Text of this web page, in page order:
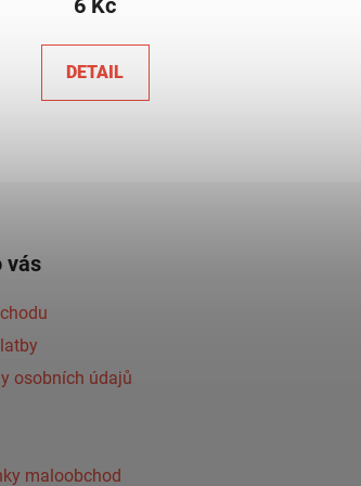
6 Kč
DETAIL
vás
osobních údajů
maloobchod